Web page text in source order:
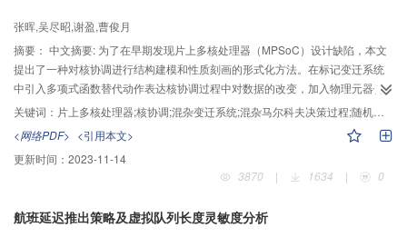
张晖,吴尽昭,谢盈,曹俊月
摘要： 中文摘要: 为了在早期发现片上多核处理器（MPSoC）设计缺陷，本文
提出了一种对核协调进行结构建模和性质刻画的形式化方法。在标记变迁系统
中引入多项式函数替代动作表达核协调过程中对数据的改变，加入物理元器件
发生故障的概率属性，形成用以描述核协调可靠性和性能的混杂马尔科夫决策
过程模型。采用随机时序逻辑刻画系统性质，通过模型检测工具验证分析，以
银行数据脱敏MPSoC为例，分析系统可靠性和时间延迟与能耗等性能指标。这
些验证结果对于早期MPSoC设计人员具有较强的指导作用。
关键词： 片上多核处理器;核协调;混杂变迁系统;混杂马尔科夫决策过程;随机时序逻辑;PRISM模型检测器;数据脱敏
<网络PDF> <引用本文>
更新时间： 2023-11-14
3870
| 1634 | 0
航班延迟推出策略及虚拟队列长度灵敏度分析